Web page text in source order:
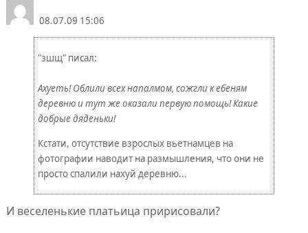
08.07.09 15:06
"зшщ" писал:
Ахуеть! Облили всех напалмом, сожгли к ебеням
деревню и тут же оказали первую помощь! Какие
добрые дяденьки!
Кстати, отсутствие взрослых вьетнамцев на
фотографии наводит на размышления, что они не
просто спалили нахуй деревню...
И веселенькие платьица пририсовали?